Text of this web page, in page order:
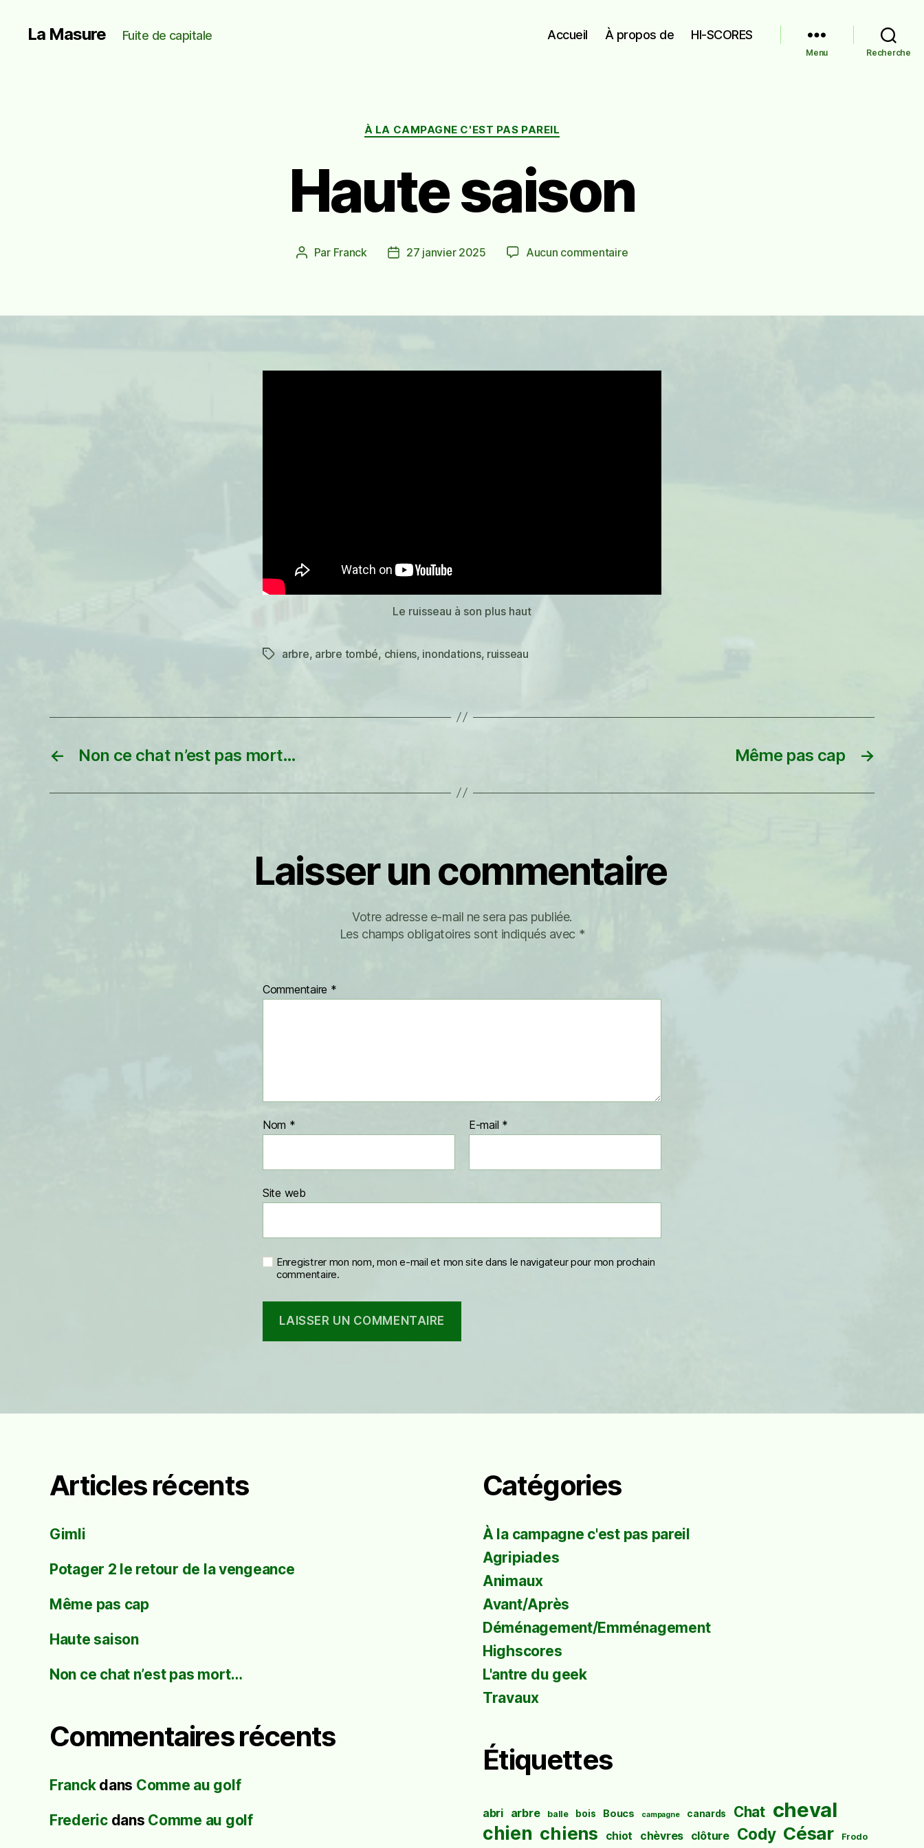
La Masure Fuite de capitale Accueil À propos de HI-SCORES
Menu Recherche
Catégories
À LA CAMPAGNE C'EST PAS PAREIL
Haute saison
Auteur
Par Franck
Date27 janvier 2025 Aucun commentairesur
Le ruisseau à son plus haut
Étiquettes
arbre, arbre tombé, chiens, inondations, ruisseau
← Non ce chat n’est pas mort… →
Même pas cap
Laisser un commentaire
Votre adresse e-mail ne sera pas publiée.
Les champs obligatoires sont indiqués avec *
Commentaire *
Nom * E-mail *
Site web
Enregistrer mon nom, mon e-mail et mon site dans le navigateur pour mon prochain
commentaire.
Articles récents
Gimli
Potager 2 le retour de la vengeance
Même pas cap
Haute saison
Non ce chat n’est pas mort…
Commentaires récents
Franckdans Comme au golf
Fredericdans Comme au golf
Catégories
À la campagne c'est pas pareil
Agripiades
Animaux
Avant/Après
Déménagement/Emménagement
Highscores
L'antre du geek
Travaux
Étiquettes
abri arbre balle bois Boucs campagne canards Chat cheval
chien chiens chiot chèvres clôture Cody César Frodo